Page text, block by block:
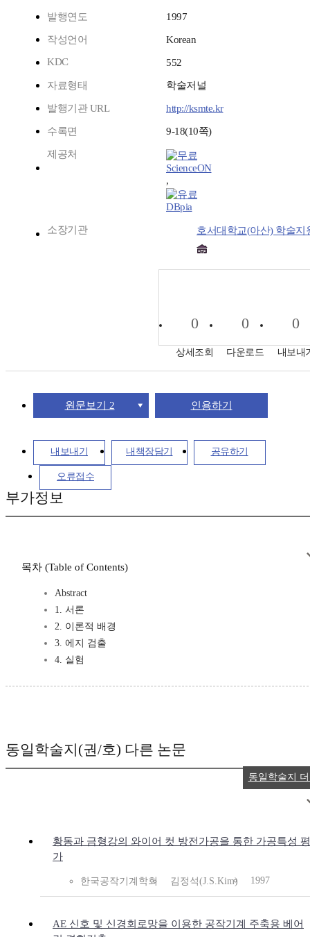
발행연도 1997
작성언어
Korean
KDC
552
자료형태 학술저널
발행기관 URL http://ksmte.kr
수록면 9-18(10쪽)
제공처
ScienceON
,
DBpia
소장기관 호서대학교(아산) 학술지
0
상세조회
0
다운로드
0
내보내
원문보기 2 인용하기
내보내기 내책장담기 공유하기
오류접수
부가정보
목차 (Table of Contents)
Abstract
1. 서론
2. 이론적 배경
3. 에지 검출
4. 실험
동일학술지(권/호) 다른 논문
황동과 금형강의 와이어 컷 방전가공을 통한 가공특성 평
가
한국공작기계학회 김정석(J.S.Kim) 1997
AE 신호 및 신경회로망을 이용한 공작기계 주축용 베어
동일학술지